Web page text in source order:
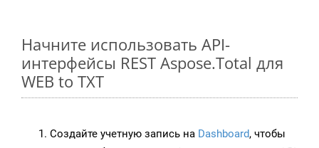
Начните использовать API-
интерфейсы REST Aspose.Total для
WEB to TXT
Создайте учетную запись на Dashboard, чтобы